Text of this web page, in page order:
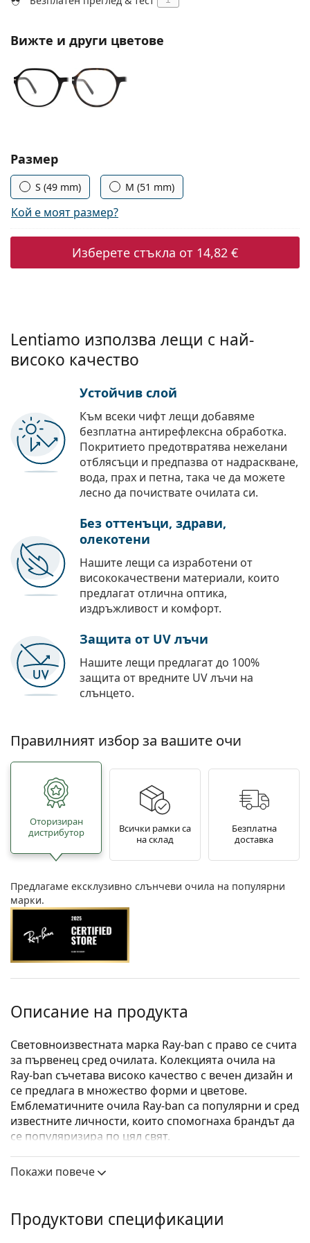
Persol
Prada
Всички марки
Вижте и други цветове
Изберете параметри
Размер
S (49 mm) M (51 mm)
Кой е моят размер?
Изберете стъкла от 14,82 €
Lentiamo използва лещи с най-
високо качество
Устойчив слой
Към всеки чифт лещи добавяме
безплатна антирефлексна обработка.
Покритието предотвратява нежелани
отблясъци и предпазва от надраскване,
вода, прах и петна, така че да можете
лесно да почиствате очилата си.
Без оттенъци, здрави,
олекотени
Нашите лещи са изработени от
висококачествени материали, които
предлагат отлична оптика,
издръжливост и комфорт.
Защита от UV лъчи
Нашите лещи предлагат до 100%
защита от вредните UV лъчи на
слънцето.
Правилният избор за вашите очи
Oторизиран
дистрибутор
Всички рамки са
на склад
Безплатна
доставка
Предлагаме ексклузивно слънчеви очила на популярни
марки.
Описание на продукта
Световноизвестната марка Ray-ban с право се счита
за първенец сред очилата. Колекцията очила на
Ray-ban съчетава високо качество с вечен дизайн и
се предлага в множество форми и цветове.
Емблематичните очила Ray-ban са популярни и сред
известните личности, които спомогнаха брандът да
се популяризира по цял свят.
Ray-Ban Thalia 0RX5395 2000са унисекс очила.
Диоптрични очила – рамки
Покажи повече
Продуктови спецификации